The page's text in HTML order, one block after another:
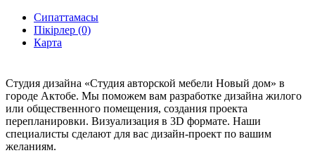
Сипаттамасы
Пікірлер (0)
Карта
Студия дизайна «Студия авторской мебели Новый дом» в
городе Актобе. Мы поможем вам разработке дизайна жилого
или общественного помещения, создания проекта
перепланировки. Визуализация в 3D формате. Наши
специалисты сделают для вас дизайн-проект по вашим
желаниям.